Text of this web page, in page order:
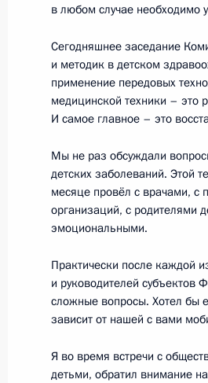
25 мая 2011
24 мая 2011
Телефонный
24 мая 2011
Встреча с
24 мая 2011
в любом случае необходимо
Сегодняшнее заседание
и методик в детском
применение передовых
медицинской техники – это
И самое главное – это
Мы не раз обсуждали
детских заболеваний. Этой
месяце провёл с врачами, с
организаций, с родителями
эмоциональными.
Практически после каждой
и руководителей
сложные вопросы. Хотел бы
зависит от нашей с вами
Я во время встречи с
детьми, обратил внимание